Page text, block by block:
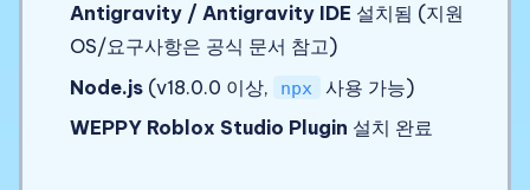
Antigravity / Antigravity IDE 설치됨 (지원
OS/요구사항은 공식 문서 참고)
Node.js (v18.0.0 이상, npx
사용 가능)
WEPPY Roblox Studio Plugin 설치 완료